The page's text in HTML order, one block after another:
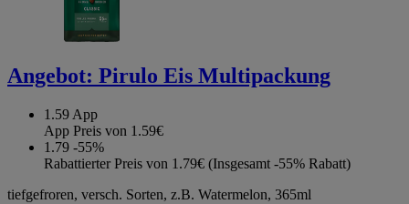
Angebot: Pirulo Eis Multipackung
1.59 App
App Preis von 1.59€
1.79 -55%
Rabattierter Preis von 1.79€ (Insgesamt -55% Rabatt)
tiefgefroren, versch. Sorten, z.B. Watermelon, 365ml